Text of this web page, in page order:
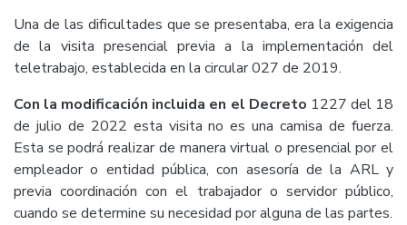
Una de las dificultades que se presentaba, era la exigencia
de la visita presencial previa a la implementación del
teletrabajo, establecida en la circular 027 de 2019.
Con la modificación incluida en el Decreto 1227 del 18
de julio de 2022 esta visita no es una camisa de fuerza.
Esta se podrá realizar de manera virtual o presencial por el
empleador o entidad pública, con asesoría de la ARL y
previa coordinación con el trabajador o servidor público,
cuando se determine su necesidad por alguna de las partes.